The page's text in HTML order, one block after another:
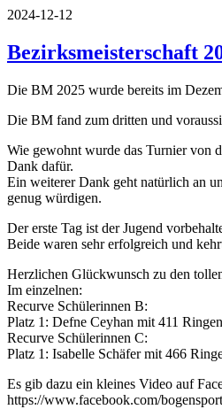
2024-12-12
Bezirksmeisterschaft
Die BM 2025 wurde bereits im
Die BM fand zum dritten und
Wie gewohnt wurde das Turnier von
Dank dafür.
Ein weiterer Dank geht natürlich an
genug würdigen.
Der erste Tag ist der Jugend
Beide waren sehr erfolgreich und
Herzlichen Glückwunsch zu den
Im einzelnen:
Recurve Schülerinnen B:
Platz 1: Defne Ceyhan mit 411 Ringen
Recurve Schülerinnen C:
Platz 1: Isabelle Schäfer mit 466
Es gib dazu ein kleines Video auf
https://www.facebook.com/